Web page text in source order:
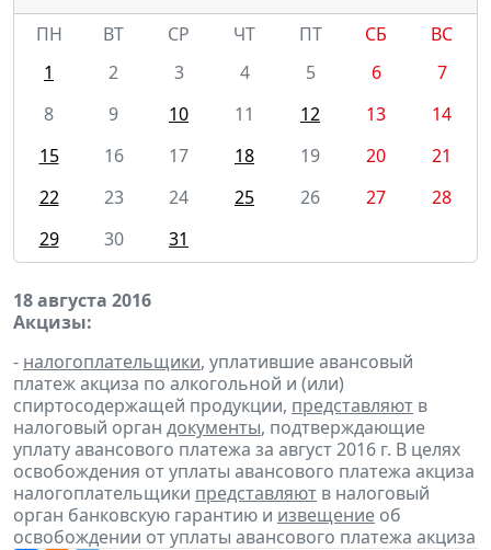
ПН
ВТ СР ЧТ ПТ СБ
ВС
1
2 3 4 5 6
7
8
9 10 11 12 13
14
15
16 17 18 19 20
21
22
23 24 25 26 27
28
29
30 31
18 августа 2016
Акцизы:
- налогоплательщики, уплатившие авансовый
платеж акциза по алкогольной и (или)
спиртосодержащей продукции, представляют в
налоговый орган документы, подтверждающие
уплату авансового платежа за август 2016 г. В целях
освобождения от уплаты авансового платежа акциза
налогоплательщики представляют в налоговый
орган банковскую гарантию и извещение об
освобождении от уплаты авансового платежа акциза